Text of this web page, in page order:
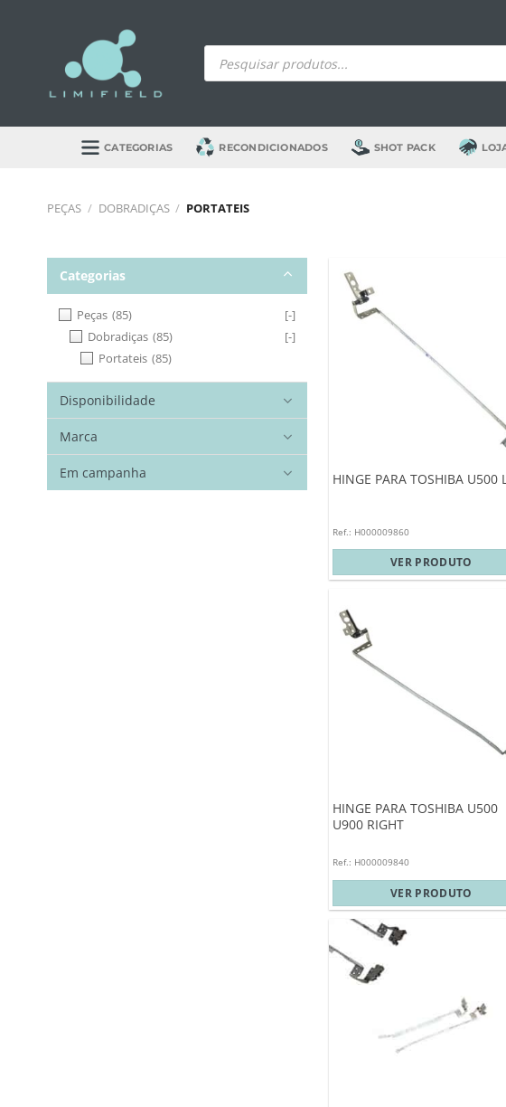
Products
search
CATEGORIAS RECONDICIONADOS SHOT PACK
PEÇAS / DOBRADIÇAS / PORTATEIS
Categorias
Peças (85)
[-]
Dobradiças (85)
[-]
Portateis (85)
Disponibilidade
Marca
Em campanha HINGE PARA TOSHIBA U500
Ref.: H000009860
VER PRODUTO
HINGE PARA TOSHIBA U500
U900 RIGHT
Ref.: H000009840
VER PRODUTO